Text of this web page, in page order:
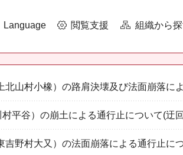
Language 閲覧支援 組織から
北山村小橡）の路肩決壊及び法面崩落に
平谷）の崩土による通行止について(迂
吉野村大又）の法面崩落による通行止に